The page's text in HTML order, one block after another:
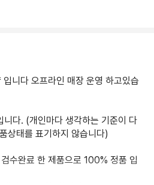
니다 오프라인 매장 운영 하고있습
니다. (개인마다 생각하는 기준이 다
상태를 표기하지 않습니다)
수완료 한 제품으로 100% 정품 입